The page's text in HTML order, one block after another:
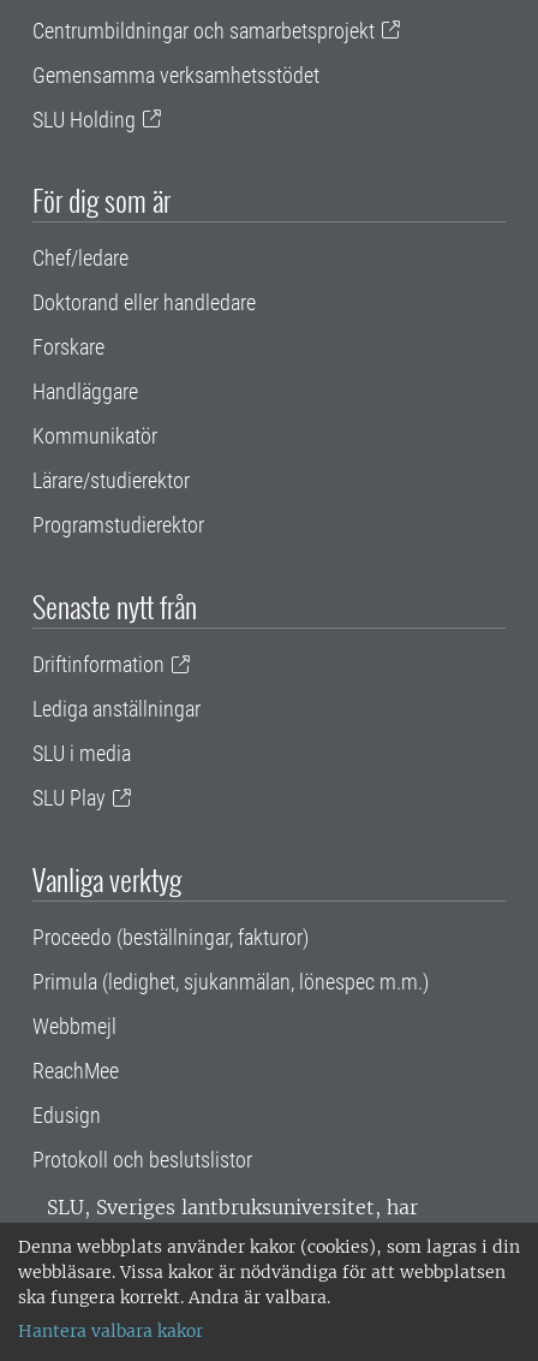
Denna webbplats använder kakor (cookies), som lagras i din
webbläsare. Vissa kakor är nödvändiga för att webbplatsen
ska fungera korrekt. Andra är valbara.
Hantera valbara kakor
Centrumbildningar och samarbetsprojekt
Gemensamma verksamhetsstödet
SLU Holding
För dig som är
Chef/ledare
Doktorand eller handledare
Forskare
Handläggare
Kommunikatör
Lärare/studierektor
Programstudierektor
Senaste nytt från
Driftinformation
Lediga anställningar
SLU i media
SLU Play
Vanliga verktyg
Proceedo (beställningar, fakturor)
Primula (ledighet, sjukanmälan, lönespec m.m.)
Webbmejl
ReachMee
Edusign
Protokoll och beslutslistor
SLU, Sveriges lantbruksuniversitet, har
verksamhet över hela Sverige. Huvudorter är
Alnarp, Uppsala och Umeå.SLU är
miljöcertifierat enligt ISO 14001. •
018-67 10 00 • Org nr: 202100-2817 •